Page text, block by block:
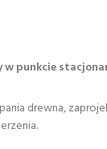
w punkcie
drewna,